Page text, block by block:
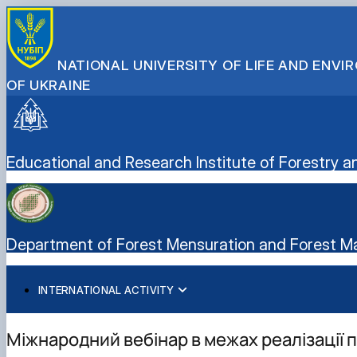
NATIONAL UNIVERSITY OF LIFE AND
OF UKRAINE
Educational and Research Institute of Forestry
Department of Forest Mensuration and Forest
INTERNATIONAL ACTIVITY
International cooperation
Joint projects, workshops and summer schools
Міжнародний вебінар в межах реалізації